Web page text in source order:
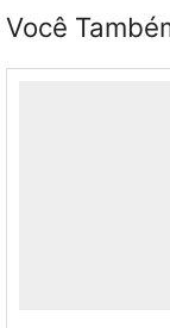
Você